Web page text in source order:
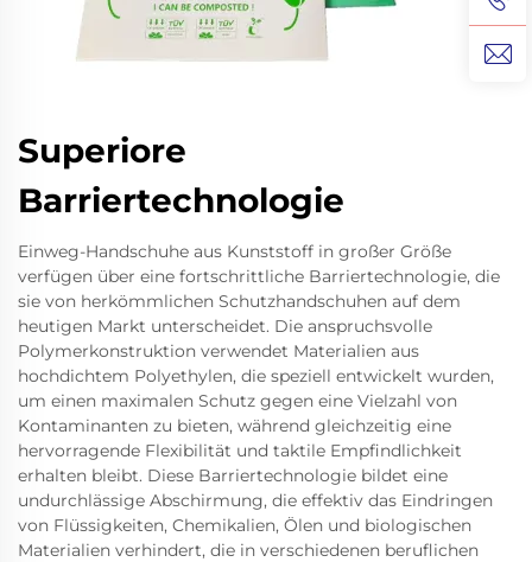
Superiore
Barriertechnologie
Einweg-Handschuhe aus Kunststoff in großer Größe
verfügen über eine fortschrittliche Barriertechnologie, die
sie von herkömmlichen Schutzhandschuhen auf dem
heutigen Markt unterscheidet. Die anspruchsvolle
Polymerkonstruktion verwendet Materialien aus
hochdichtem Polyethylen, die speziell entwickelt wurden,
um einen maximalen Schutz gegen eine Vielzahl von
Kontaminanten zu bieten, während gleichzeitig eine
hervorragende Flexibilität und taktile Empfindlichkeit
erhalten bleibt. Diese Barriertechnologie bildet eine
undurchlässige Abschirmung, die effektiv das Eindringen
von Flüssigkeiten, Chemikalien, Ölen und biologischen
Materialien verhindert, die in verschiedenen beruflichen